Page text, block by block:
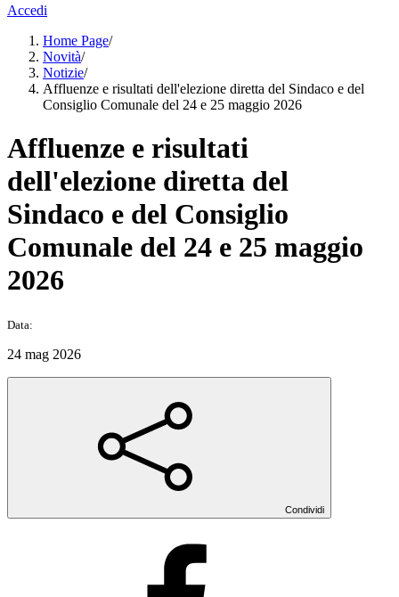
Accedi
Home Page/
Novità/
Notizie/
Affluenze e risultati dell'elezione diretta del Sindaco e del
Consiglio Comunale del 24 e 25 maggio 2026
Affluenze e risultati
dell'elezione diretta del
Sindaco e del Consiglio
Comunale del 24 e 25 maggio
2026
Data:
24 mag 2026
Condividi